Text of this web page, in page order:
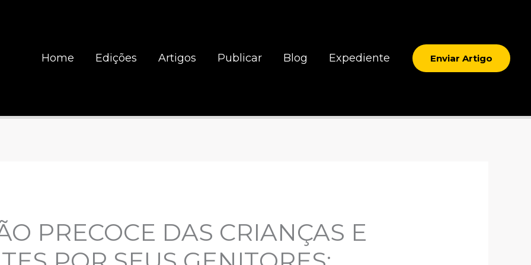
Home Edições Artigos Publicar Blog Expediente Enviar Artigo
PRECOCE DAS CRIANÇAS E